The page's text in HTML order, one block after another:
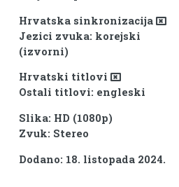
Hrvatska sinkronizacija
Jezici zvuka: korejski
(izvorni)
Hrvatski titlovi
Ostali titlovi: engleski
Slika: HD (1080p)
Zvuk: Stereo
Dodano: 18. listopada 2024.